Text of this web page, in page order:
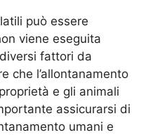
può essere
viene eseguita
fattori da
che l’allontanamento
e gli animali
assicurarsi di
umani e